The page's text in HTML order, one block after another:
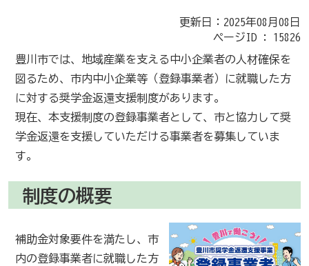
更新日：2025年08月08日
ページID : 15826
豊川市では、地域産業を支える中小企業者の人材確保を
図るため、市内中小企業等（登録事業者）に就職した方
に対する奨学金返還支援制度があります。
現在、本支援制度の登録事業者として、市と協力して奨
学金返還を支援していただける事業者を募集していま
す。
制度の概要
補助金対象要件を満たし、市
内の登録事業者に就職した方